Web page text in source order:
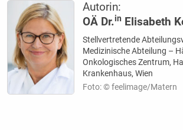
Autorin:
OÄ Dr.in Elisabeth
Stellvertretende
Medizinische Abteilung –
Onkologisches Zentrum,
Krankenhaus, Wien
Foto: © feelimage/Matern